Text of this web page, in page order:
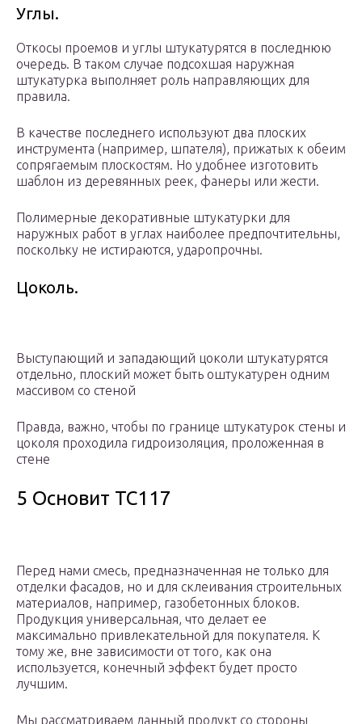
Углы.
Откосы проемов и углы штукатурятся в последнюю
очередь. В таком случае подсохшая наружная
штукатурка выполняет роль направляющих для
правила.
В качестве последнего используют два плоских
инструмента (например, шпателя), прижатых к обеим
сопрягаемым плоскостям. Но удобнее изготовить
шаблон из деревянных реек, фанеры или жести.
Полимерные декоративные штукатурки для
наружных работ в углах наиболее предпочтительны,
поскольку не истираются, ударопрочны.
Цоколь.
Выступающий и западающий цоколи штукатурятся
отдельно, плоский может быть оштукатурен одним
массивом со стеной
Правда, важно, чтобы по границе штукатурок стены и
цоколя проходила гидроизоляция, проложенная в
стене
5 Основит TC117
Перед нами смесь, предназначенная не только для
отделки фасадов, но и для склеивания строительных
материалов, например, газобетонных блоков.
Продукция универсальная, что делает ее
максимально привлекательной для покупателя. К
тому же, вне зависимости от того, как она
используется, конечный эффект будет просто
лучшим.
Мы рассматриваем данный продукт со стороны